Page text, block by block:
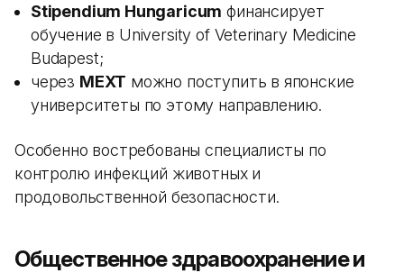
Stipendium Hungaricum финансирует
обучение в University of Veterinary Medicine
Budapest;
через MEXT можно поступить в японские
университеты по этому направлению.
Особенно востребованы специалисты по
контролю инфекций животных и
продовольственной безопасности.
Общественное здравоохранение и